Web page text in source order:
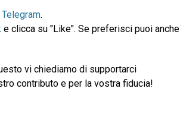
.
e clicca su "Like". Se preferisci puoi anche
vi chiediamo di supportarci
contributo e per la vostra fiducia!